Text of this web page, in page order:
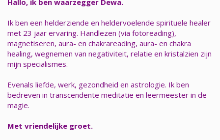
Ik ben een helderziende en heldervoelende spirituele healer
met 23 jaar ervaring. Handlezen (via fotoreading),
magnetiseren, aura- en chakrareading, aura- en chakra
healing, wegnemen van negativiteit, relatie en kristalzien zijn
mijn specialismes.
Evenals liefde, werk, gezondheid en astrologie. Ik ben
bedreven in transcendente meditatie en leermeester in de
magie.
Met vriendelijke groet.